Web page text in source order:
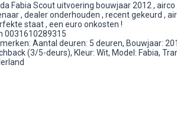
Fabia Scout uitvoering bouwjaar 2012 ,
, dealer onderhouden , recent gekeurd ,
staat , een euro onkosten !
0031610289315
Aantal deuren: 5 deuren, Bouwjaar:
(3/5-deurs), Kleur: Wit, Model: Fabia,